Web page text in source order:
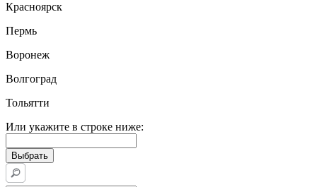
Красноярск
Пермь
Воронеж
Волгоград
Тольятти
Или укажите в строке ниже: